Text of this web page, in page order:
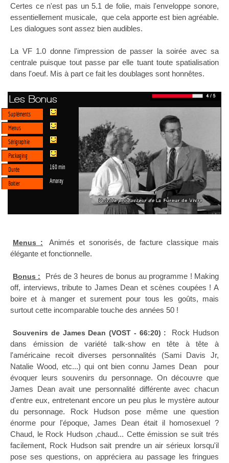
Certes ce n'est pas un 5.1 de folie, mais l'enveloppe sonore,
essentiellement musicale, que cela apporte est bien agréable.
Les dialogues sont assez bien audibles.
La VF 1.0 donne l'impression de passer la soirée avec sa
centrale puisque tout passe par elle tuant toute spatialisation
dans l'oeuf. Mis à part ce fait les doublages sont honnêtes.
Les Bonus
Supléments
Menus
Sérigraphie
Packaging
Durée
160 min
Boitier Amaray
Menus :
Animés et sonorisés, de facture classique mais
élégante et fonctionnelle.
Bonus :
Prés de 3 heures de bonus au programme ! Making
off, interviews, tribute to James Dean et scènes coupées ! A
boire et à manger et surement pour tous les goûts, mais
surtout cette incomparable touche des années 50 !
Souvenirs de James Dean (VOST - 66:20) :
Rock Hudson
dans émission de variété talk-show en tête à tête à
l'américaine recoit diverses personnalités (Sami Davis Jr,
Natalie Wood, etc...) qui ont bien connu James Dean pour
évoquer leurs souvenirs du personnage. On découvre que
James Dean avait une personnalité différente avec chacun
d'entre eux, entretenant encore un peu plus le mystère autour
du personnage. Rock Hudson pose même une question
énorme pour l'époque, James Dean était il homosexuel ?
Chaud, le Rock Hudson ,chaud... Cette émission se suit trés
facilement, Rock Hudson sait prendre un air sérieux lorsqu'il
pose ses questions, on appréciera au passage les fringues